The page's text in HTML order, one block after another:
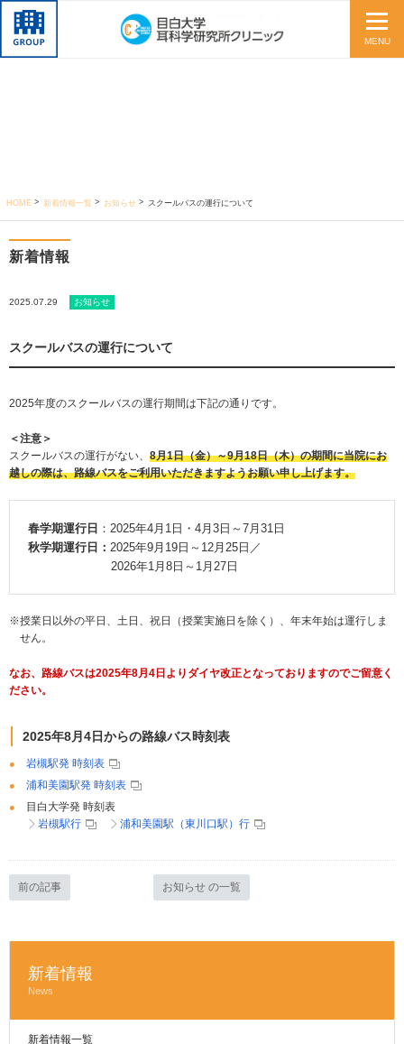
MENU
HOME 新着情報一覧 お知らせ スクールバスの運行について
新着情報
2025.07.29 お知らせ
スクールバスの運行について
2025年度のスクールバスの運行期間は下記の通りです。
＜注意＞
スクールバスの運行がない、 8月1日（金）～9月18日（木）の期間に当院にお
越しの際は、路線バスをご利用いただきますようお願い申し上げます。
春学期運行日 ：2025年4月1日・4月3日～7月31日
秋学期運行日： 2025年9月19日～12月25日／
2026年1月8日～1月27日
※授業日以外の平日、土日、祝日（授業実施日を除く）、年末年始は運行しま
せん。
なお、路線バスは2025年8月4日よりダイヤ改正となっておりますのでご留意く
ださい。
2025年8月4日からの路線バス時刻表
岩槻駅発 時刻表
浦和美園駅発 時刻表
目白大学発 時刻表
岩槻駅行
浦和美園駅（東川口駅）行
前の記事 お知らせ の一覧
新着情報
News
新着情報一覧